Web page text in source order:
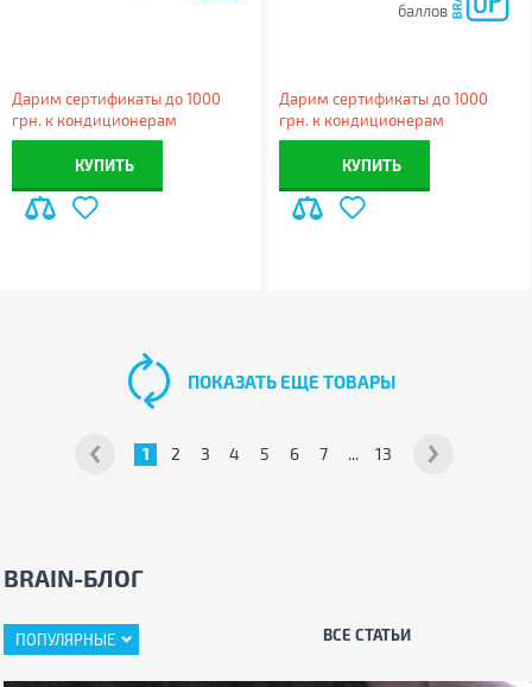
Дарим сертификаты до 1000
грн. к кондиционерам
КУПИТЬ
баллов
Дарим сертификаты до 1000
грн. к кондиционерам
КУПИТЬ
1 2 3 4 5 6 7 ... 13
ПОКАЗАТЬ ЕЩЕ ТОВАРЫ
BRAIN-БЛОГ
ПОПУЛЯРНЫЕ ВСЕ СТАТЬИ